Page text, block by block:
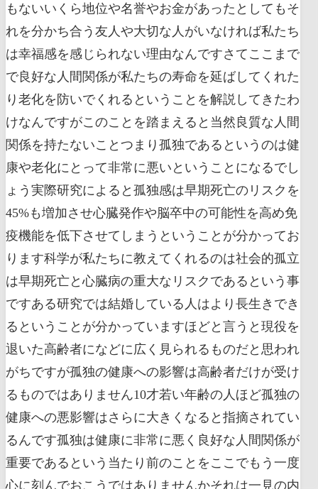
もないいくら地位や名誉やお金があったとしてもそ
れを分かち合う友人や大切な人がいなければ私たち
は幸福感を感じられない理由なんですさてここまで
で良好な人間関係が私たちの寿命を延ばしてくれた
り老化を防いでくれるということを解説してきたわ
けなんですがこのことを踏まえると当然良質な人間
関係を持たないことつまり孤独であるというのは健
康や老化にとって非常に悪いということになるでし
ょう実際研究によると孤独感は早期死亡のリスクを
45%も増加させ心臓発作や脳卒中の可能性を高め免
疫機能を低下させてしまうということが分かってお
ります科学が私たちに教えてくれるのは社会的孤立
は早期死亡と心臓病の重大なリスクであるという事
ですある研究では結婚している人はより長生きでき
るということが分かっていますほどと言うと現役を
退いた高齢者になどに広く見られるものだと思われ
がちですが孤独の健康への影響は高齢者だけが受け
るものではありません10才若い年齢の人ほど孤独の
健康への悪影響はさらに大きくなると指摘されてい
るんです孤独は健康に非常に悪く良好な人間関係が
重要であるという当たり前のことをここでもう一度
心に刻んでおこうではありませんかそれは一見の内